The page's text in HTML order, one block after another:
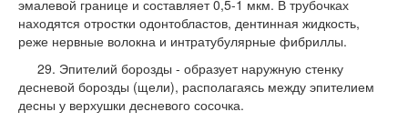
эмалевой границе и составляет 0,5-1 мкм. В трубочках
находятся отростки одонтобластов, дентинная жидкость,
реже нерв­ные волокна и интратубулярные фиб­риллы.
29. Эпителий борозды - образует наружную стенку
десневой борозды (щели), рас­полагаясь между эпителием
десны у верхушки десневого сосочка.